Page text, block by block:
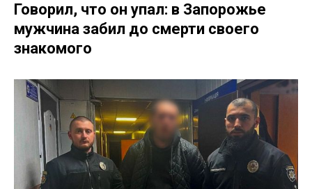
Говорил, что он упал: в Запорожье
мужчина забил до смерти своего
знакомого